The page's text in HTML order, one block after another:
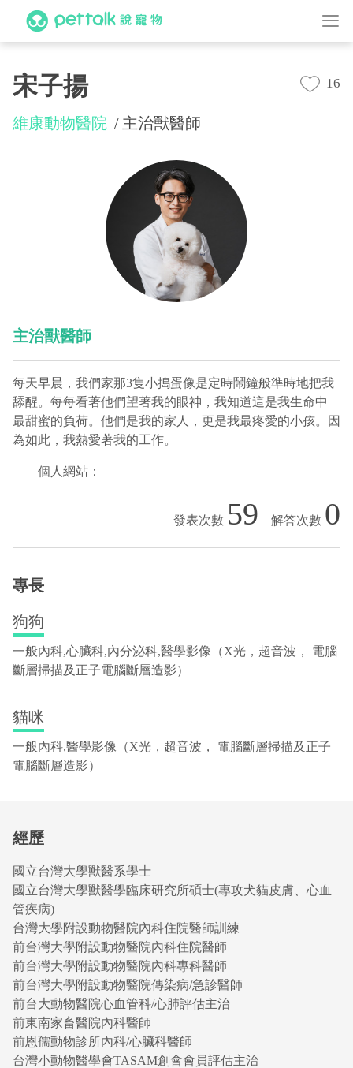
宋子揚
維康動物醫院 主治獸醫師
16
主治獸醫師
每天早晨，我們家那3隻小搗蛋像是定時鬧鐘般準時地把我
舔醒。每每看著他們望著我的眼神，我知道這是我生命中
最甜蜜的負荷。他們是我的家人，更是我最疼愛的小孩。因
為如此，我熱愛著我的工作。
個人網站：
59 0
專長
狗狗
一般內科,心臟科,內分泌科,醫學影像（X光，超音波， 電腦
斷層掃描及正子電腦斷層造影）
貓咪
一般內科,醫學影像（X光，超音波， 電腦斷層掃描及正子
電腦斷層造影）
經歷
國立台灣大學獸醫系學士
國立台灣大學獸醫學臨床研究所碩士(專攻犬貓皮膚、心血
管疾病)
台灣大學附設動物醫院內科住院醫師訓練
前台灣大學附設動物醫院內科住院醫師
前台灣大學附設動物醫院內科專科醫師
前台灣大學附設動物醫院傳染病/急診醫師
前台大動物醫院心血管科/心肺評估主治
前東南家畜醫院內科醫師
前恩孺動物診所內科/心臟科醫師
台灣小動物醫學會TASAM創會會員評估主治